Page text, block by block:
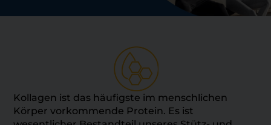
Kollagen ist das häufigste im menschlichen
Körper vorkommende Protein. Es ist